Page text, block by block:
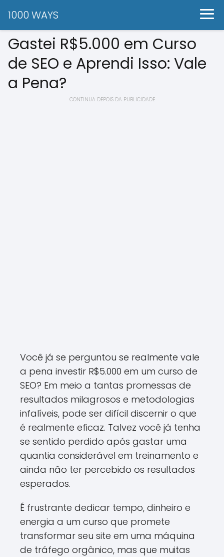
1000 WAYS
Gastei R$5.000 em Curso
de SEO e Aprendi Isso: Vale
a Pena?
CONTINUA DEPOIS DA PUBLICIDADE
Você já se perguntou se realmente vale
a pena investir R$5.000 em um curso de
SEO? Em meio a tantas promessas de
resultados milagrosos e metodologias
infalíveis, pode ser difícil discernir o que
é realmente eficaz. Talvez você já tenha
se sentido perdido após gastar uma
quantia considerável em treinamento e
ainda não ter percebido os resultados
esperados.
É frustrante dedicar tempo, dinheiro e
energia a um curso que promete
transformar seu site em uma máquina
de tráfego orgânico, mas que muitas